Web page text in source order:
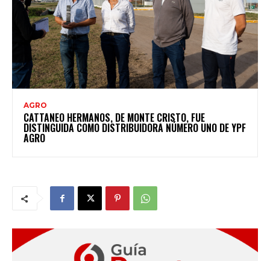
AGRO
CATTANEO HERMANOS, DE MONTE CRISTO, FUE
DISTINGUIDA COMO DISTRIBUIDORA NÚMERO UNO DE YPF
AGRO